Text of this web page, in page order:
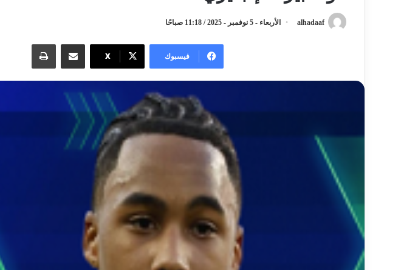
alhadaaf الأربعاء - 5 نوفمبر - 2025 / 11:18 صباحًا
فيسبوك X
مشاركة عبر البريد طباعة